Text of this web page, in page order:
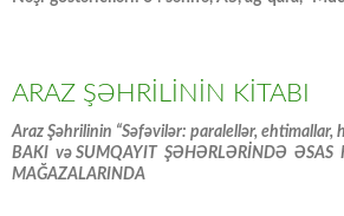
ARAZ ŞƏHRİLİNİN KİTABI
Araz Şəhrilinin “Səfəvilər: paralellər, ehtimallar,
BAKI və SUMQAYIT ŞƏHƏRLƏRİNDƏ ƏSAS
MAĞAZALARINDA